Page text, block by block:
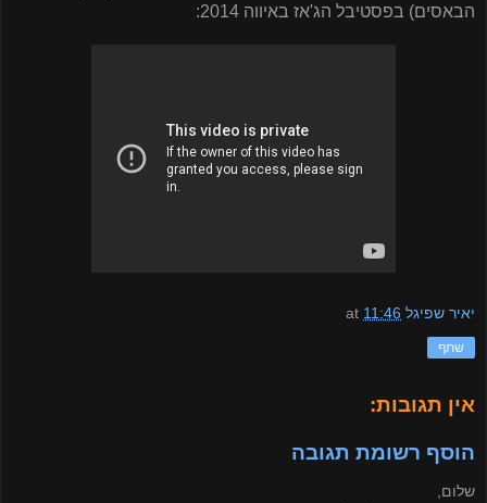
הבאסים) בפסטיבל הג'אז באיווה 2014:
יאיר שפיגל at 11:46
שתף
אין תגובות:
הוסף רשומת תגובה
שלום,